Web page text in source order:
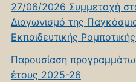
27/06/2026 Συμμετοχή
Διαγωνισμό της
Εκπαιδευτικής
Παρουσίαση
έτους 2025-26